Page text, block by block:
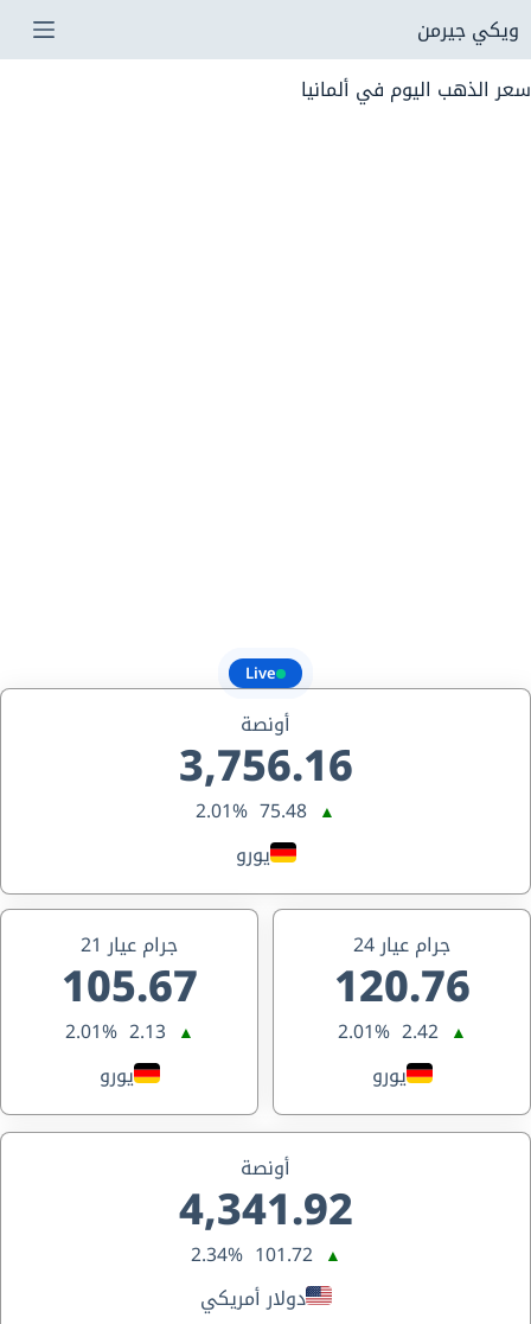
التجاوز
إلى
المحتوى
ويكي جيرمن
سعر الذهب اليوم في ألمانيا
Live
أونصة
3,756.16
▲
75.48
2.01%
يورو
جرام عيار 24
120.76
▲
2.42
2.01%
يورو
جرام عيار 21
105.67
▲
2.13
2.01%
يورو
أونصة
4,341.92
▲
101.72
2.34%
دولار أمريكي